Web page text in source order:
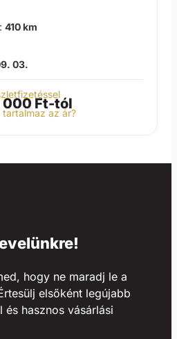
410 km
03.
000 Ft-tól
tartalmaz az ár?
hogy ne maradj le a
elsőként legújabb
hasznos vásárlási